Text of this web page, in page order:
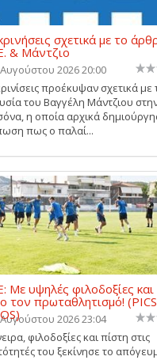
σχετικά με το
& Μάντζιο
2026 20:00
προέκυψαν σχετικά με
του Βαγγέλη Μάντζιου
η οποία αρχικά
πως ο παλαί...
Με υψηλές φιλοδοξίες και
τον πρωταθλητισμό!
2026 23:04
φιλοδοξίες και πίστη στις
του ξεκίνησε το